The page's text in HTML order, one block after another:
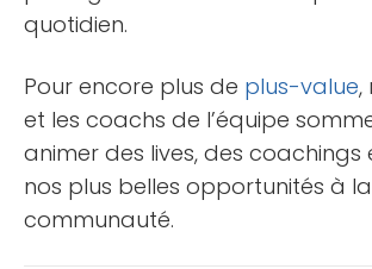
quotidien.
Pour encore plus de plus-value,
et les coachs de l’équipe
animer des lives, des
nos plus belles opportunités à la
communauté.